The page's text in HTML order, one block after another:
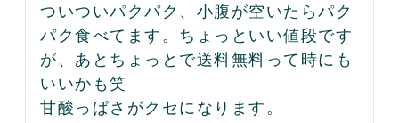
ついついパクパク、小腹が空いたらパク
パク食べてます。ちょっといい値段です
が、あとちょっとで送料無料って時にも
いいかも笑
甘酸っぱさがクセになります。